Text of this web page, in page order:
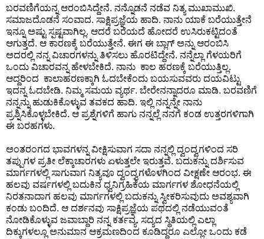
ಬರವಣಿಗೆಯನ್ನ ಆರಂಬಿಸಿದ್ದೇನೆ. ನನ್ನೊಡನೆ ನಡೆವ ನಿತ್ಯ ಮುಖಾಮುಖಿ.
ಸಮಾಜದೊಡನೆ ಸಂವಾದ. ಸಾಕ್ಷಿಪ್ರಜ್ಞೆಯ ಹಾದಿ. ನಾನು ಯಾಕೆ ಬರೆಯುತ್ತೇನೆ
ಇನ್ನೂ ಅಷ್ಟು ಸ್ಪಷ್ಟವಾಗಿಲ್ಲ. ಆದರೆ ಬರೆಯದೆ ಹೋದರೆ ಉಸಿರುಕಟ್ಟಿದಂತೆ
ಆಗುತ್ತದೆ. ಆ ಕಾರಣಕ್ಕೆ ಬರೆಯುತ್ತೇನೆ. ಈಗ ಈ ಬ್ಲಾಗ್ ಅನ್ನು ಆರಂಬಿಸಿ
ಅದರಲ್ಲಿ ನನ್ನ ವಿಚಾರಗಳನ್ನು ತಿಳಿಸಲು ಹೊರಟಿದ್ದೇನೆ. ನನ್ನೆಲ್ಲಾ ಗೆಳಯರಿಗೆ
ಒಂದು ವಿಚಾರವನ್ನ ಹೇಳಬೇಕಿದೆ. ನಾನು ಕಾಲ ಹರಣಕ್ಕೆ ಬರೆಯುತ್ತಿಲ್ಲ.
ಆದ್ದರಿಂದ ಕಾಲಾಹರಣಕ್ಕಾಗಿ ಓದಬೇಕೆಂದು ಬಯಸುವವರು ದಯವಿಟ್ಟು
ಇದನ್ನ ಓದಬೇಡಿ. ನಿಮ್ಮ ಸಮಯ ವ್ಯರ್ಥ. ಬೇರೇನನ್ನಾದರೂ ಮಾಡಿ. ಬರವಣಿಗೆ
ನನ್ನನ್ನು ಹುಡುಕಿಕೊಳ್ಳುವ ತವಕದ ಹಾದಿ. ಇಲ್ಲಿ ನನ್ನನ್ನೇ ನಾನು
ಪ್ರಶ್ನಿಸಿಕೊಳ್ಳಬೇಕಿದೆ. ಆ ಪ್ರಶ್ನೆಗಳಿಗೆ ಹಾಗು ನನ್ನಲ್ಲೆ ನನಗೆ ಕಂಡ ಉತ್ತರಗಳಿಗಾಗಿ
ಈ ಬರಹಗಳು.
ಅಂತರಂಗದ ಭಾವಗಳನ್ನ ವೀಕ್ಷಿಸುವಾಗ ಸದಾ ನನ್ನಲ್ಲಿ ದ್ವಂದ್ವಗಳಿಂದ ಸರಿ
ತಪ್ಪುಗಳ ಪ್ರತೀ ಲೆಕ್ಕಾಚಾರಗಳು ಏಳುತ್ತಲೇ ಇರುತ್ತವೆ. ಬದುಕನ್ನು ದರ್ಶಿಸುವ
ಮಾರ್ಗಗಳಲ್ಲಿ ಸಾಗುವಾಗ ನಿತ್ಯವೂ ದ್ವಂದ್ವಗಳೊಳಗಿಂದ ವೀಕ್ಷಣೇ ಆರಂಭ. ಈ
ಹಲವು ವರ್ಷಗಳಲ್ಲಿ ಬದುಕಿನ ಧ್ವನಿಗ್ರಹಿಕೆಯ ಮಾರ್ಗಗಳ ಶೋಧನೆಯಲ್ಲಿ
ನಿರತನಾದಾಗ ಹಲವು ಮಾರ್ಗಗಳಲ್ಲಿ ಬದುಕನ್ನು ಸ್ವೀಕರಿಸುವುದು ಅವಶ್ಯವಾಗಿ
ಕಂಡು ಬಂದಿದೆ. ಆ ದರ್ಶನವು ಸಾಕ್ಷಿಪ್ರಜ್ಞೆಯ ಪಥದಲ್ಲಿ ನಡೆಯುವಂತೆ
ನೋಡಿಕೊಳ್ಳುವ ಜವಾಬ್ದಾರಿ ನನ್ನ ಕರ್ತವ್ಯ. ಸದ್ಯದ ಸ್ಥಿತಿಯಲ್ಲಿ ಎಲ್ಲಾ
ದಿಕ್ಕುಗಳಲ್ಲೂ ಅನುಮಾನ ಆಕ್ರಮಣದಿಂದ ಕೂಡಿದ್ದರೂ ಎಲ್ಲೋ ಒಂದು ಕಡೆ